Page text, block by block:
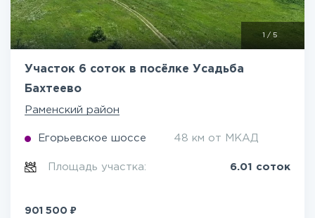
1 / 5
Участок 6 соток в посёлке Усадьба
Бахтеево
Раменский район
Егорьевское шоссе 48 км от МКАД
Площадь участка: 6.01 соток
901 500 ₽